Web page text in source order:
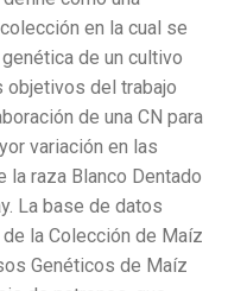
en la cual se
de un cultivo
objetivos del trabajo
de una CN para
variación en las
la raza Blanco Dentado
La base de datos
la Colección de Maíz
Genéticos de Maíz